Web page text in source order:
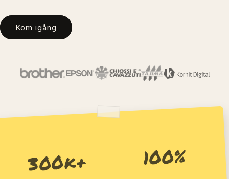
Kom igång
300k+ 100%